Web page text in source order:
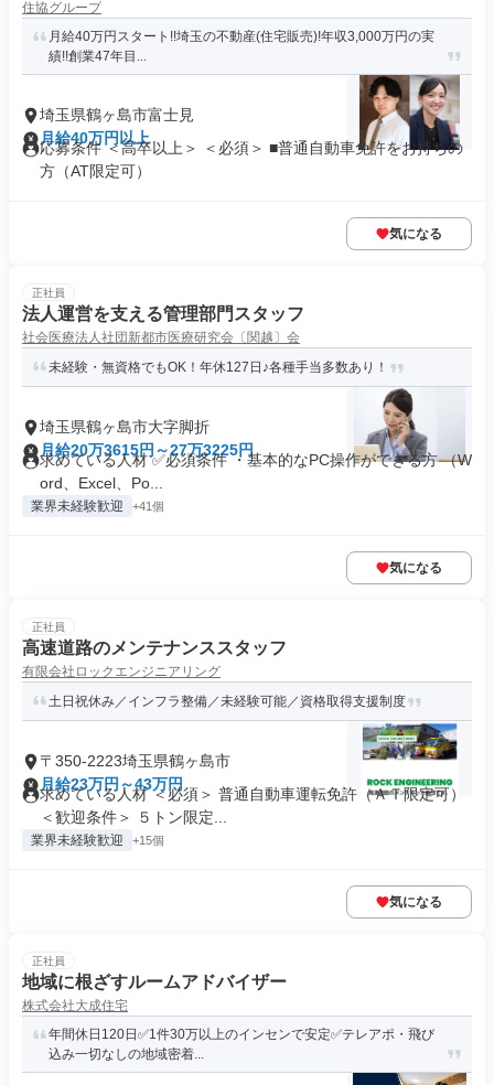
住協グループ
月給40万円スタート!!埼玉の不動産(住宅販売)!年収3,000万円の実
績!!創業47年目...
埼玉県鶴ヶ島市富士見
月給40万円以上
応募条件 ＜高卒以上＞ ＜必須＞ ■普通自動車免許をお持ちの
方（AT限定可）
気になる
正社員
法人運営を支える管理部門スタッフ
社会医療法人社団新都市医療研究会〔関越〕会
未経験・無資格でもOK！年休127日♪各種手当多数あり！
埼玉県鶴ヶ島市大字脚折
月給20万3615円～27万3225円
求めている人材 ✅必須条件 ・基本的なPC操作ができる方 （W
ord、Excel、Po...
業界未経験歓迎 +41個
気になる
正社員
高速道路のメンテナンススタッフ
有限会社ロックエンジニアリング
土日祝休み／インフラ整備／未経験可能／資格取得支援制度
〒350-2223埼玉県鶴ヶ島市
月給23万円～43万円
求めている人材 ＜必須＞ 普通自動車運転免許（ＡＴ限定可）
＜歓迎条件＞ ５トン限定...
業界未経験歓迎 +15個
気になる
正社員
地域に根ざすルームアドバイザー
株式会社大成住宅
年間休日120日✅️1件30万以上のインセンで安定✅️テレアポ・飛び
込み一切なしの地域密着...